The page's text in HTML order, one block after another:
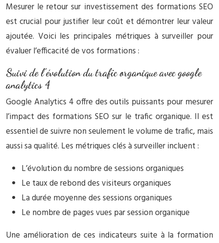
Mesurer le retour sur investissement des formations SEO
est crucial pour justifier leur coût et démontrer leur valeur
ajoutée. Voici les principales métriques à surveiller pour
évaluer l’efficacité de vos formations :
Suivi de l’évolution du trafic organique avec google
analytics 4
Google Analytics 4 offre des outils puissants pour mesurer
l’impact des formations SEO sur le trafic organique. Il est
essentiel de suivre non seulement le volume de trafic, mais
aussi sa qualité. Les métriques clés à surveiller incluent :
L’évolution du nombre de sessions organiques
Le taux de rebond des visiteurs organiques
La durée moyenne des sessions organiques
Le nombre de pages vues par session organique
Une amélioration de ces indicateurs suite à la formation